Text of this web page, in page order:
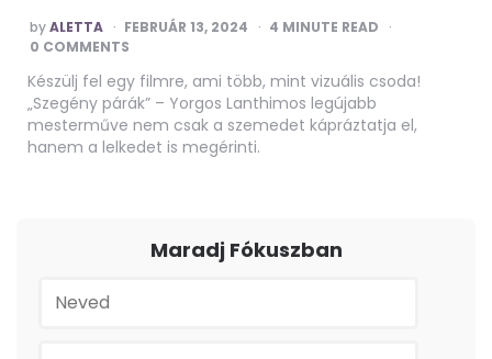
POSTED
BY
byALETTA FEBRUÁR 13, 2024 4 MINUTE READ
0 COMMENTS
Készülj fel egy filmre, ami több, mint vizuális csoda!
„Szegény párák” – Yorgos Lanthimos legújabb
mesterműve nem csak a szemedet kápráztatja el,
hanem a lelkedet is megérinti.
Maradj Fókuszban